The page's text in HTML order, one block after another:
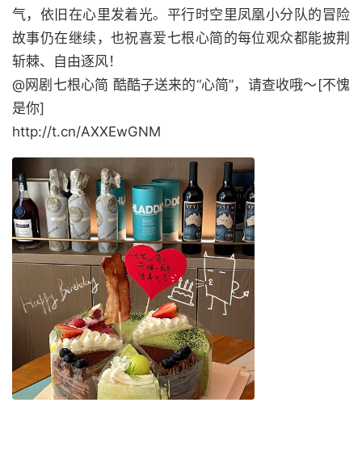
气，依旧在心里发着光。平行时空里凤凰小分队的冒险
故事仍在继续，也祝喜爱七根心简的每位观众都能披荆
斩棘、自由逐风！
@网剧七根心简 酷酷子送来的“心简”，请查收哦～[不愧
是你]
http://t.cn/AXXEwGNM